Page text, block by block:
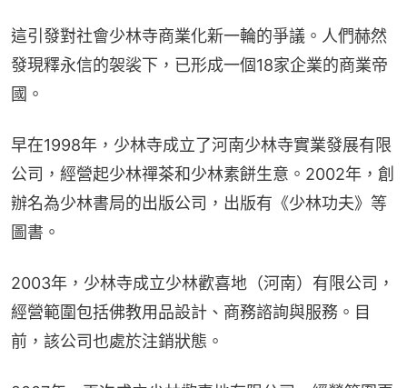
這引發對社會少林寺商業化新一輪的爭議。人們赫然
發現釋永信的袈裟下，已形成一個18家企業的商業帝
國。
早在1998年，少林寺成立了河南少林寺實業發展有限
公司，經營起少林禪茶和少林素餅生意。2002年，創
辦名為少林書局的出版公司，出版有《少林功夫》等
圖書。
2003年，少林寺成立少林歡喜地（河南）有限公司，
經營範圍包括佛教用品設計、商務諮詢與服務。目
前，該公司也處於注銷狀態。